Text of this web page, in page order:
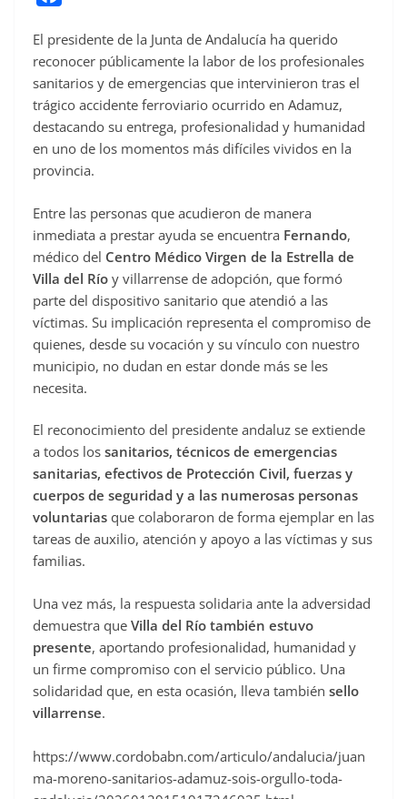
c
e
o
o
k
El presidente de la Junta de Andalucía ha querido
reconocer públicamente la labor de los profesionales
sanitarios y de emergencias que intervinieron tras el
trágico accidente ferroviario ocurrido en Adamuz,
destacando su entrega, profesionalidad y humanidad
en uno de los momentos más difíciles vividos en la
provincia.
Entre las personas que acudieron de manera
inmediata a prestar ayuda se encuentra Fernando,
médico del Centro Médico Virgen de la Estrella de
Villa del Río y villarrense de adopción, que formó
parte del dispositivo sanitario que atendió a las
víctimas. Su implicación representa el compromiso de
quienes, desde su vocación y su vínculo con nuestro
municipio, no dudan en estar donde más se les
necesita.
El reconocimiento del presidente andaluz se extiende
a todos los sanitarios, técnicos de emergencias
sanitarias, efectivos de Protección Civil, fuerzas y
cuerpos de seguridad y a las numerosas personas
voluntarias que colaboraron de forma ejemplar en las
tareas de auxilio, atención y apoyo a las víctimas y sus
familias.
Una vez más, la respuesta solidaria ante la adversidad
demuestra que Villa del Río también estuvo
presente, aportando profesionalidad, humanidad y
un firme compromiso con el servicio público. Una
solidaridad que, en esta ocasión, lleva también sello
villarrense.
https://www.cordobabn.com/articulo/andalucia/juan
ma-moreno-sanitarios-adamuz-sois-orgullo-toda-